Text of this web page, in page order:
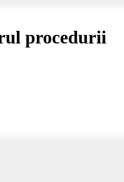
procedurii